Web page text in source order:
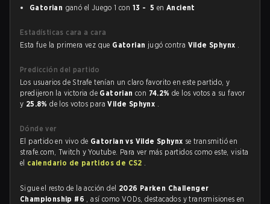
Gatorian ganó el Juego 1 con 13 - 5 enAncient
Estadísticas cara a cara
Esta fue la primera vez que Gatorian jugó contra Vilde Sphynx .
Predicción del partido
Los usuarios de Strafe tenían un claro favorito en este partido, y
predijeron la victoria de Gatoriancon 74.2%de los votos a su favor
y 25.8%de los votos paraVilde Sphynx .
Dónde ver
El partido en vivo de Gatorian vs Vilde Sphynx se transmitió en
strafe.com, Twitch y Youtube. Para ver más partidos como este, visita
el calendario de partidos de CS2 .
Sigue el resto de la acción del 2026 Parken Challenger
Championship #6 , así como VODs, destacados y transmisiones en